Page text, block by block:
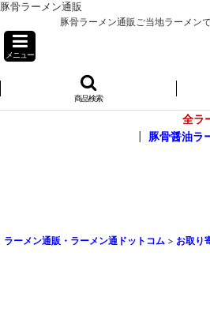
豚骨ラーメン通販
豚骨ラーメン通販ご当地ラーメン
メニュー
商品検索
全ラ
豚骨醤油ラ
ラーメン通販・ラーメン通ドットコム > お取り